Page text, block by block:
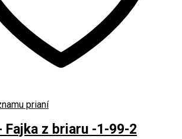
prianí
Fajka z briaru -1-99-2